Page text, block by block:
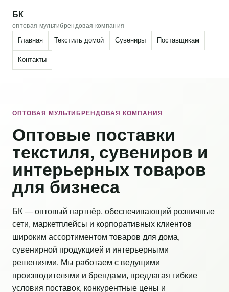
БК
оптовая мультибрендовая компания
Главная Текстиль домой Сувениры Поставщикам
Контакты
ОПТОВАЯ МУЛЬТИБРЕНДОВАЯ КОМПАНИЯ
Оптовые поставки
текстиля, сувениров и
интерьерных товаров
для бизнеса
БК — оптовый партнёр, обеспечивающий розничные
сети, маркетплейсы и корпоративных клиентов
широким ассортиментом товаров для дома,
сувенирной продукцией и интерьерными
решениями. Мы работаем с ведущими
производителями и брендами, предлагая гибкие
условия поставок, конкурентные цены и